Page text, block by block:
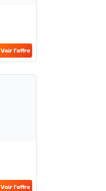
Voir l’offre
Voir l’offre